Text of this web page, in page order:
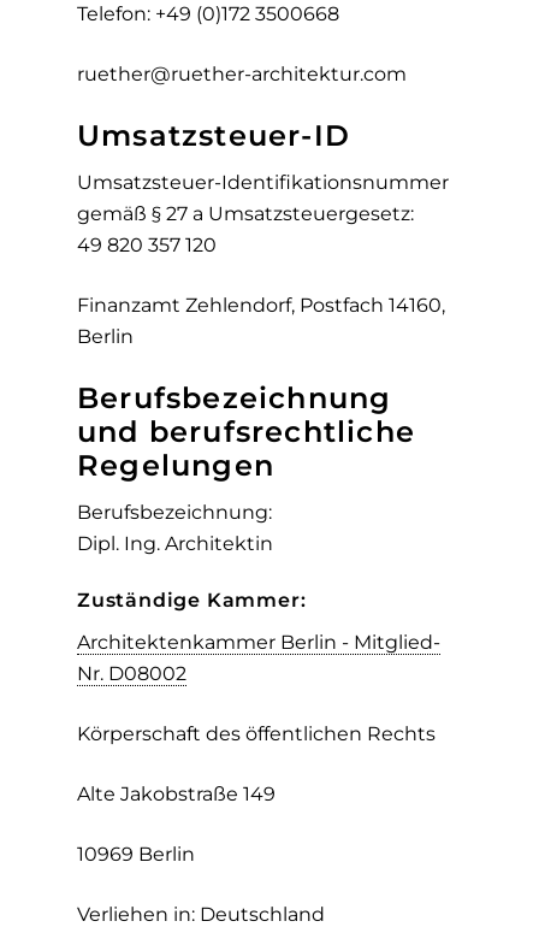
Telefon: +49 (0)172 3500668
ruether@ruether-architektur.com
Umsatzsteuer-ID
Umsatzsteuer-Identifikationsnummer
gemäß § 27 a Umsatzsteuergesetz:
49 820 357 120
Finanzamt Zehlendorf, Postfach 14160,
Berlin
Berufsbezeichnung
und berufsrechtliche
Regelungen
Berufsbezeichnung:
Dipl. Ing. Architektin
Zuständige Kammer:
Architektenkammer Berlin - Mitglied-
Nr. D08002
Körperschaft des öffentlichen Rechts
Alte Jakobstraße 149
10969 Berlin
Verliehen in: Deutschland